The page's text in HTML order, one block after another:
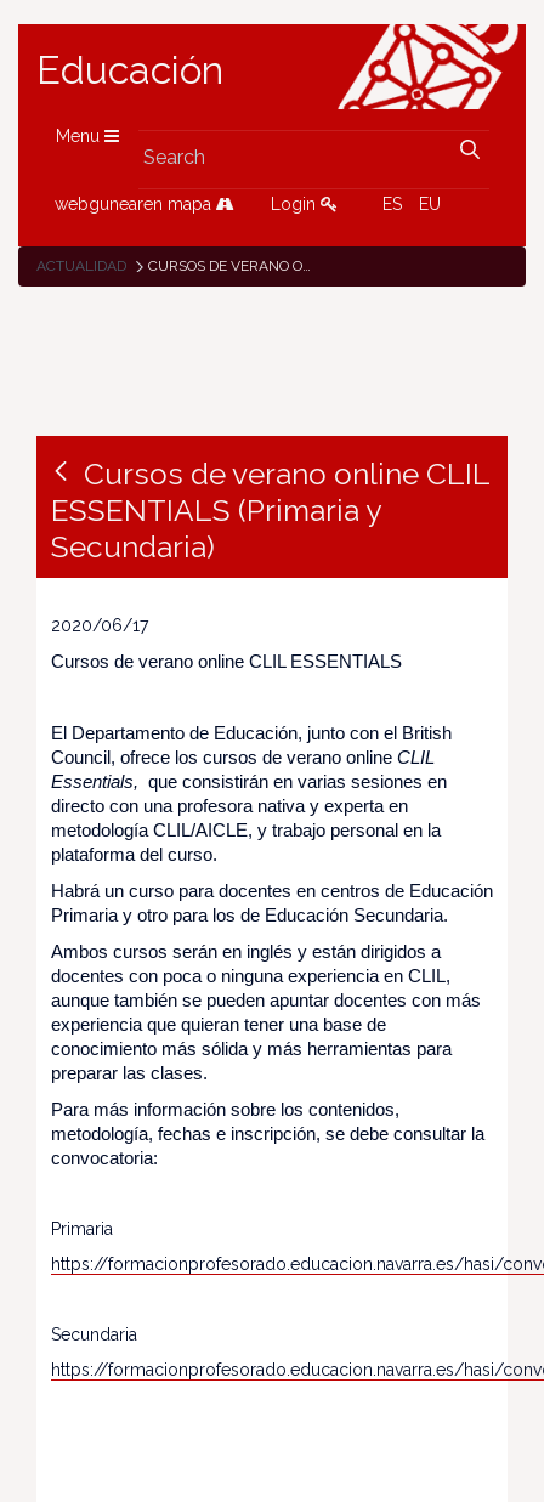
Educación
Menu
webgunearen mapa Login ES EU
ACTUALIDAD CURSOS DE VERANO ONLINE CLIL ESSENTIALS (PRIMARIA Y SECUNDARIA)
Cursos de verano online CLIL
ESSENTIALS (Primaria y
Secundaria)
2020/06/17
Cursos de verano online CLIL ESSENTIALS
El Departamento de Educación, junto con el British
Council, ofrece los cursos de verano online CLIL
Essentials, que consistirán en varias sesiones en
directo con una profesora nativa y experta en
metodología CLIL/AICLE, y trabajo personal en la
plataforma del curso.
Habrá un curso para docentes en centros de Educación
Primaria y otro para los de Educación Secundaria.
Ambos cursos serán en inglés y están dirigidos a
docentes con poca o ninguna experiencia en CLIL,
aunque también se pueden apuntar docentes con más
experiencia que quieran tener una base de
conocimiento más sólida y más herramientas para
preparar las clases.
Para más información sobre los contenidos,
metodología, fechas e inscripción, se debe consultar la
convocatoria:
Primaria
https://formacionprofesorado.educacion.navarra.es/hasi/
Secundaria
https://formacionprofesorado.educacion.navarra.es/hasi/